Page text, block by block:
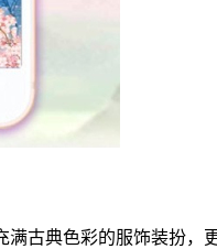
古典色彩的服饰装扮，